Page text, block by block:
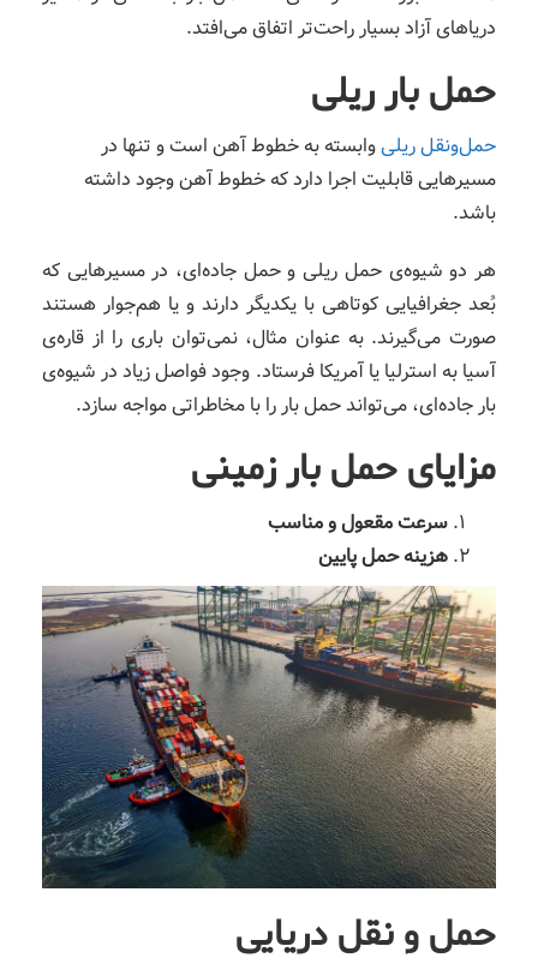
دریاهای آزاد بسیار راحت‌تر اتفاق می‌افتد.
حمل‌ بار ریلی
حمل‌ونقل ریلیوابسته به خطوط آهن است و تنها در
مسیرهایی قابلیت اجرا دارد که خطوط آهن وجود داشته
باشد.
هر دو شیوه‌ی حمل ریلی و حمل جاده‌ای، در مسیرهایی که
بُعد جغرافیایی کوتاهی با یکدیگر دارند و یا هم‌جوار هستند
صورت می‌گیرند. به عنوان مثال، نمی‌توان باری را از قاره‌ی
آسیا به استرلیا یا آمریکا فرستاد. وجود فواصل زیاد در شیوه‌ی
بار جاده‌ای، می‌تواند حمل بار را با مخاطراتی مواجه سازد.
مزایای حمل بار زمینی
سرعت مقعول و مناسب
هزینه حمل پایین
حمل‌ و نقل دریایی